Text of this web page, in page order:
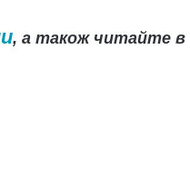
, а також читайте в